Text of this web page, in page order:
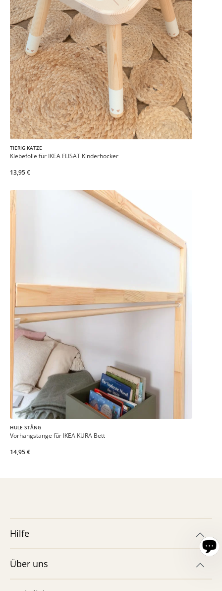
TIERIG KATZE
Klebefolie für IKEA FLISAT Kinderhocker
13,95 €
HULE STÅNG
Vorhangstange für IKEA KURA Bett
14,95 €
Hilfe
Über uns